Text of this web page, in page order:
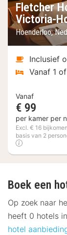
Fletcher
Victoria-
Hoenderloo,
Inclusief
Vanaf 1
Vanaf
€ 99
per kamer per
Excl. € 16
basis van 2
Boek een
Op zoek naar
heeft 0 hotels
hotel